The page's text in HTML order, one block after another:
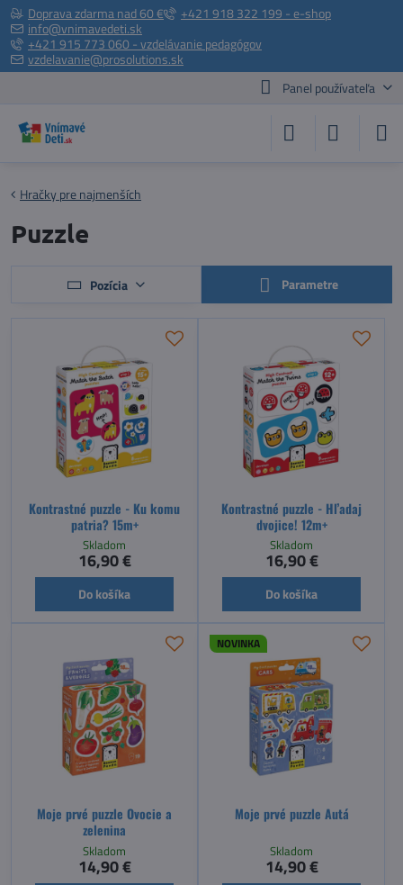
Doprava zdarma nad 60 €
+421 918 322 199 - e-shop
info@vnimavedeti.sk
+421 915 773 060 - vzdelávanie pedagógov
vzdelavanie@prosolutions.sk
Panel používateľa
Hračky pre najmenších
Puzzle
Pozícia Parametre
Kontrastné puzzle - Ku komu
patria? 15m+
Skladom
16,90 €
Do košíka
Kontrastné puzzle - Hľadaj
dvojice! 12m+
Skladom
16,90 €
Do košíka
Moje prvé puzzle Ovocie a
zelenina
Skladom
14,90 €
NOVINKA
Moje prvé puzzle Autá
Skladom
14,90 €